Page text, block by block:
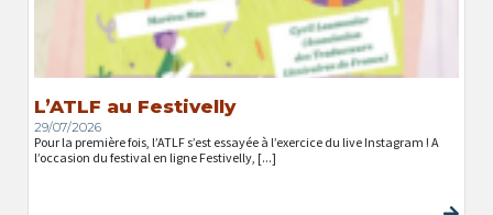
L’ATLF au Festivelly
29/07/2026
Pour la première fois, l’ATLF s’est essayée à l’exercice du live Instagram ! A
l’occasion du festival en ligne Festivelly, [...]